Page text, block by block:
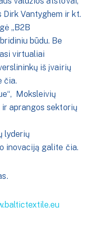
Vantyghem ir kt.
„B2B
būdu. Be
virtualiai
iš įvairių
čia.
Moksleivių
aprangos sektorių
lyderių
inovaciją galite čia.